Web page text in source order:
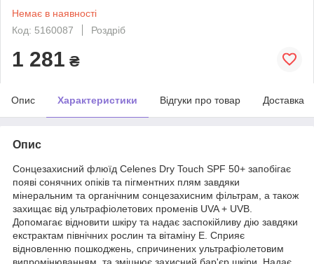
Немає в наявності
Код: 5160087
Роздріб
1 281 ₴
Опис Характеристики Відгуки про товар Доставка
Опис
Сонцезахисний флюїд Celenes Dry Touch SPF 50+ запобігає
появі сонячних опіків та пігментних плям завдяки
мінеральним та органічним сонцезахисним фільтрам, а також
захищає від ультрафіолетових променів UVA + UVB.
Допомагає відновити шкіру та надає заспокійливу дію завдяки
екстрактам північних рослин та вітаміну Е. Сприяє
відновленню пошкоджень, спричинених ультрафіолетовим
випромінюванням, та зміцнює захисний бар'єр шкіри. Надає